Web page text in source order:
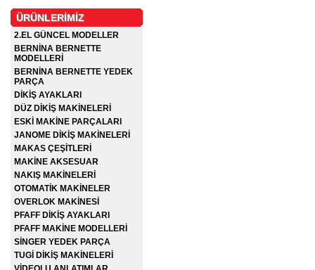
ÜRÜNLERİMİZ
2.EL GÜNCEL MODELLER
BERNİNA BERNETTE
MODELLERİ
BERNİNA BERNETTE YEDEK
PARÇA
DİKİŞ AYAKLARI
DÜZ DİKİŞ MAKİNELERİ
ESKİ MAKİNE PARÇALARI
JANOME DİKİŞ MAKİNELERİ
MAKAS ÇEŞİTLERİ
MAKİNE AKSESUAR
NAKIŞ MAKİNELERİ
OTOMATİK MAKİNELER
OVERLOK MAKİNESİ
PFAFF DİKİŞ AYAKLARI
PFAFF MAKİNE MODELLERİ
SİNGER YEDEK PARÇA
TUGİ DİKİŞ MAKİNELERİ